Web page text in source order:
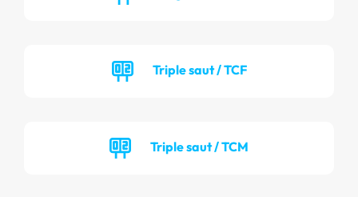
Triple saut / TCF
Triple saut / TCM